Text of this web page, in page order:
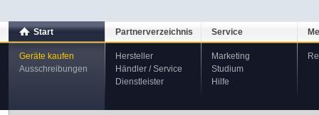
Start
Geräte kaufen
Ausschreibungen
Partnerverzeichnis
Hersteller
Händler / Service
Dienstleister
Service
Marketing
Studium
Hilfe